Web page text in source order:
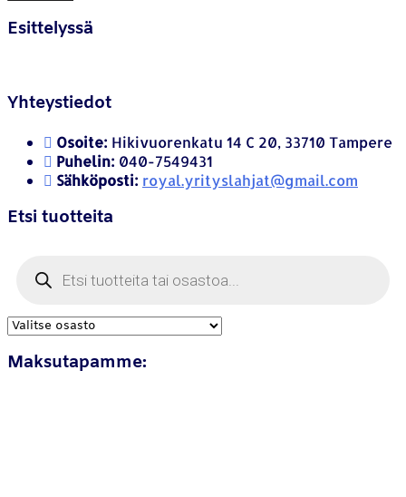
Esittelyssä
Yhteystiedot
Osoite: Hikivuorenkatu 14 C 20, 33710 Tampere
Puhelin: 040-7549431
Sähköposti: royal.yrityslahjat@gmail.com
Etsi tuotteita
Maksutapamme: